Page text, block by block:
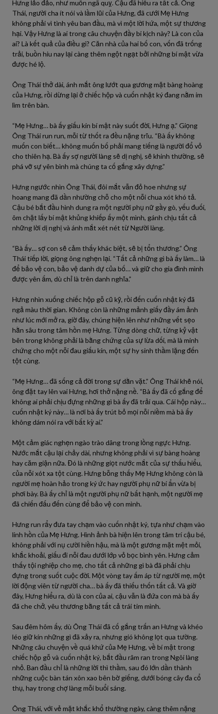
Hưng lảo đảo, như muốn ngã quỵ. Cậu đã hiểu ra tất cả. Ông
Thái, người cha ít nói và lầm lũi của Hưng, đã cưới Mẹ Hưng
không phải vì tình yêu ban đầu, mà vì một lời hứa, một sự thương
hại. Vậy Hưng là ai trong câu chuyện đầy bi kịch này? Là con của
ai? Là kết quả của điều gì? Căn nhà của hai bố con, vốn đã trống
trải, buồn hiu nay lại càng thêm ngột ngạt bởi những bí mật vừa
được hé lộ.
Ông Thái thở dài, ánh mắt ông lướt qua gương mặt bàng hoàng
của Hưng, rồi dừng lại ở chiếc hộp và cuốn nhật ký đang nằm im
lìm trên bàn.
“Mẹ Hưng… bà ấy giấu kín bí mật này suốt đời, Hưng ạ.” Giọng
Ông Thái run run, mỗi từ thốt ra đều nặng trĩu. “Bà ấy không
muốn con biết… không muốn bố phải mang tiếng là người đổ vỏ
cho thiên hạ. Bà ấy sợ người làng sẽ dị nghị, sẽ khinh thường, sẽ
phá vỡ sự yên bình mà chúng ta cố gắng xây dựng.”
Hưng ngước nhìn Ông Thái, đôi mắt vẫn đỏ hoe nhưng sự
hoang mang đã dần nhường chỗ cho một nỗi chua xót khó tả.
Cậu bé bắt đầu hình dung ra một người phụ nữ gầy gò, yếu đuối,
ôm chặt lấy bí mật khủng khiếp ấy một mình, gánh chịu tất cả
những lời dị nghị và ánh mắt xét nét từ Người làng.
“Bà ấy… sợ con sẽ cảm thấy khác biệt, sẽ bị tổn thương.” Ông
Thái tiếp lời, giọng ông nghẹn lại. “Tất cả những gì bà ấy làm… là
để bảo vệ con, bảo vệ danh dự của bố… và giữ cho gia đình mình
được yên ấm, dù chỉ là trên danh nghĩa.”
Hưng nhìn xuống chiếc hộp gỗ cũ kỹ, rồi đến cuốn nhật ký đã
ngả màu thời gian. Không còn là những mảnh giấy đầy ám ảnh
như lúc mới mở ra, giờ đây, chúng hiện lên như những vết sẹo
hằn sâu trong tâm hồn mẹ Hưng. Từng dòng chữ, từng kỷ vật
bên trong không phải là bằng chứng của sự lừa dối, mà là minh
chứng cho một nỗi đau giấu kín, một sự hy sinh thầm lặng đến
tột cùng.
“Mẹ Hưng… đã sống cả đời trong sự dằn vặt.” Ông Thái khẽ nói,
ông đặt tay lên vai Hưng, hơi thở nặng nề. “Bà ấy đã cố gắng để
không ai phải chịu đựng những gì bà ấy đã trải qua. Cái hộp này…
cuốn nhật ký này… là nơi bà ấy trút bỏ mọi nỗi niềm mà bà ấy
không dám nói ra với bất kỳ ai.”
Một cảm giác nghẹn ngào trào dâng trong lồng ngực Hưng.
Nước mắt cậu lại chảy dài, nhưng không phải vì sự bàng hoàng
hay căm giận nữa. Đó là những giọt nước mắt của sự thấu hiểu,
của nỗi xót xa tột cùng. Hưng bỗng thấy Mẹ Hưng không còn là
người mẹ hoàn hảo trong ký ức hay người phụ nữ bí ẩn vừa bị
phơi bày. Bà ấy chỉ là một người phụ nữ bất hạnh, một người mẹ
đã chiến đấu đến cùng để bảo vệ con mình.
Hưng run rẩy đưa tay chạm vào cuốn nhật ký, tựa như chạm vào
linh hồn của Mẹ Hưng. Hình ảnh bà hiện lên trong tâm trí cậu bé,
không phải với nụ cười hiền hậu, mà là một gương mặt mệt mỏi,
khắc khoải, giấu đi nỗi đau dưới lớp vỏ bọc bình yên. Hưng cảm
thấy tội nghiệp cho mẹ, cho tất cả những gì bà đã phải chịu
đựng trong suốt cuộc đời. Một vòng tay ấm áp từ người mẹ, một
lời động viên từ người cha… bà ấy đã thiếu thốn tất cả. Và giờ
đây, Hưng hiểu ra, dù là con của ai, cậu vẫn là đứa con mà bà ấy
đã che chở, yêu thương bằng tất cả trái tim mình.
Sau đêm hôm ấy, dù Ông Thái đã cố gắng trấn an Hưng và khéo
léo giữ kín những gì đã xảy ra, nhưng gió không lọt qua tường.
Những câu chuyện về quá khứ của Mẹ Hưng, về bí mật trong
chiếc hộp gỗ và cuốn nhật ký, bắt đầu râm ran trong Ngôi làng
nhỏ. Ban đầu chỉ là những lời thì thầm, sau đó lớn dần thành
những cuộc bàn tán xôn xao bên bờ giếng, dưới bóng cây đa cổ
thụ, hay trong chợ làng mỗi buổi sáng.
Ông Thái, với vẻ mặt khắc khổ thường ngày, càng thêm nặng